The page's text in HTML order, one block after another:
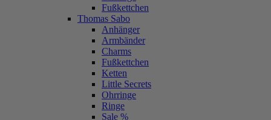
Fußkettchen
Thomas Sabo
Anhänger
Armbänder
Charms
Fußkettchen
Ketten
Little Secrets
Ohrringe
Ringe
Sale %